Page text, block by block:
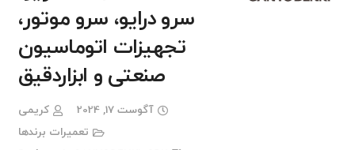
سرو درایو، سرو موتور،
تجهیزات اتوماسیون
صنعتی و ابزاردقیق
آگوست 17, 2024
کریمی
تعمیرات برندها